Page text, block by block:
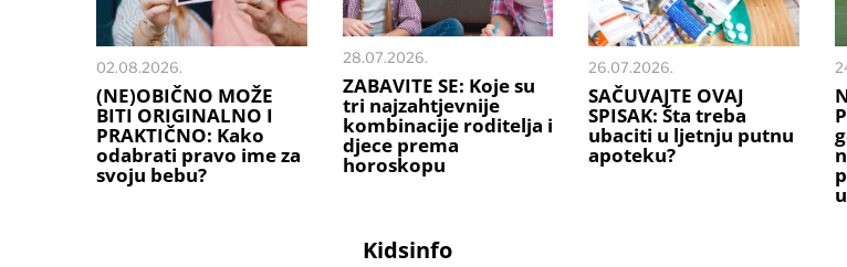
02.08.2026.
(NE)OBIČNO MOŽE
BITI ORIGINALNO I
PRAKTIČNO: Kako
odabrati pravo ime za
svoju bebu?
28.07.2026.
ZABAVITE SE: Koje su
tri najzahtjevnije
kombinacije roditelja i
djece prema
horoskopu
26.07.2026.
SAČUVAJTE OVAJ
SPISAK: Šta treba
ubaciti u ljetnju putnu
apoteku?
Kidsinfo